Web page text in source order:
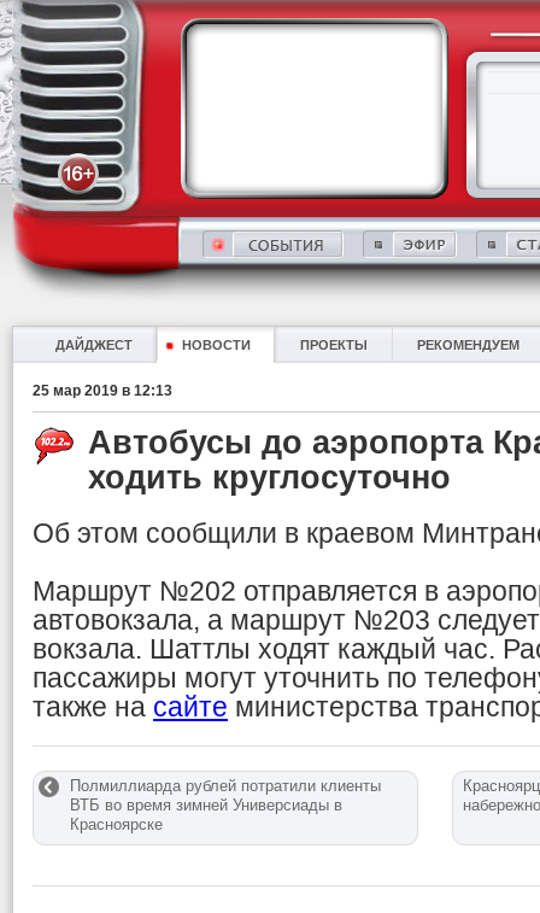
ДАЙДЖЕСТ НОВОСТИ ПРОЕКТЫ РЕКОМЕНДУЕМ
25 мар 2019 в 12:13
Автобусы до аэропорта
ходить круглосуточно
Об этом сообщили в краевом
Маршрут №202 отправляется в
автовокзала, а маршрут №203
вокзала. Шаттлы ходят каждый час.
пассажиры могут уточнить по
также на сайте министерства
Полмиллиарда рублей потратили клиенты
ВТБ во время зимней Универсиады в
Красноярске